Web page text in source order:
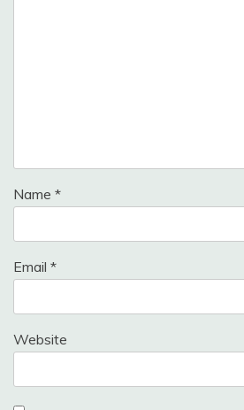
Name *
Email *
Website